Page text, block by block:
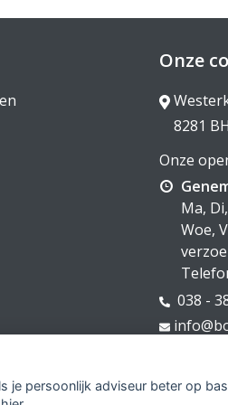
je persoonlijk adviseur beter op
Onze
8281
Onze
Ma,
Woe,
038 -